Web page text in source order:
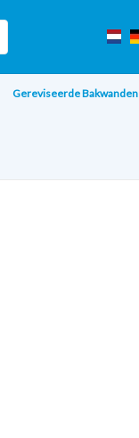
Gereviseerde Bakwanden